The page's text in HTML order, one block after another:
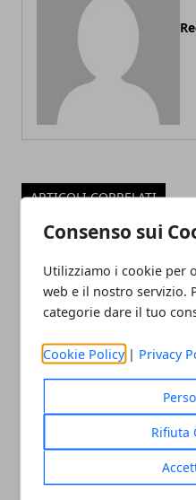
Consenso sui
Utilizziamo i cookie per
web e il nostro servizio.
categorie dare il tuo
Cookie Policy | Privacy
Rifiuta
ARTICOLI CORRELATI
L'importanza della
nei lavori a turno
04/11/2024